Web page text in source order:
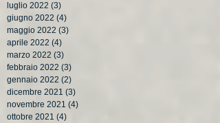
luglio 2022 (3)
giugno 2022 (4)
maggio 2022 (3)
aprile 2022 (4)
marzo 2022 (3)
febbraio 2022 (3)
gennaio 2022 (2)
dicembre 2021 (3)
novembre 2021 (4)
ottobre 2021 (4)